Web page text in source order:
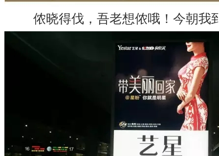
侬晓得伐，吾老想侬哦！今朝我